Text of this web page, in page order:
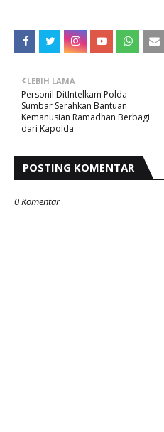
LEBIH LAMA
Personil DitIntelkam Polda
Sumbar Serahkan Bantuan
Kemanusian Ramadhan Berbagi
dari Kapolda
POSTING KOMENTAR
0 Komentar